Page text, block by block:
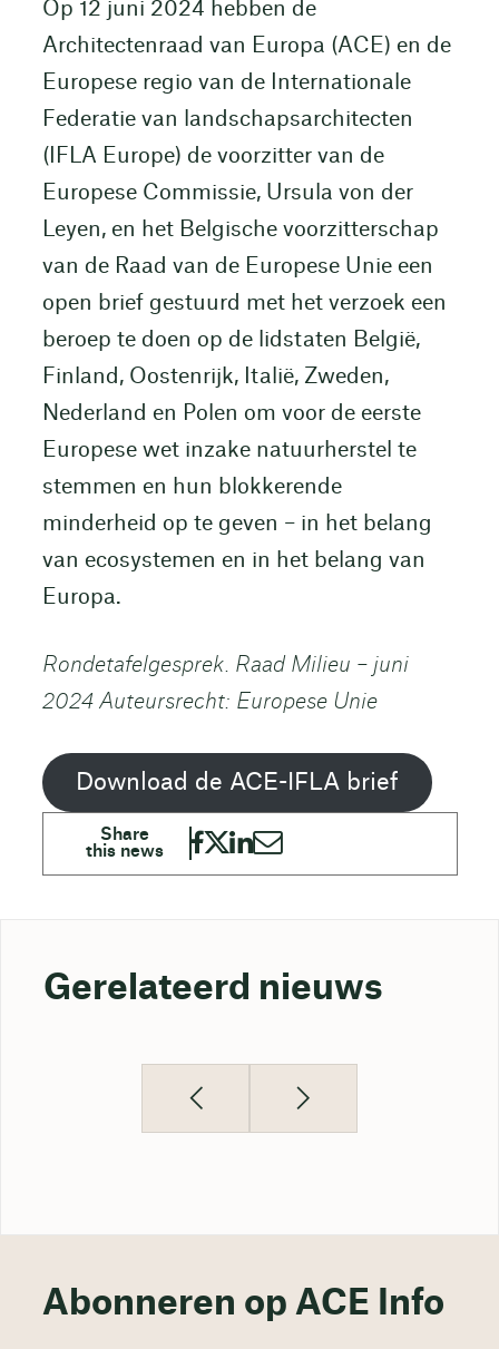
Op 12 juni 2024 hebben de
Architectenraad van Europa (ACE) en de
Europese regio van de Internationale
Federatie van landschapsarchitecten
(IFLA Europe) de voorzitter van de
Europese Commissie, Ursula von der
Leyen, en het Belgische voorzitterschap
van de Raad van de Europese Unie een
open brief gestuurd met het verzoek een
beroep te doen op de lidstaten België,
Finland, Oostenrijk, Italië, Zweden,
Nederland en Polen om voor de eerste
Europese wet inzake natuurherstel te
stemmen en hun blokkerende
minderheid op te geven – in het belang
van ecosystemen en in het belang van
Europa.
Rondetafelgesprek. Raad Milieu – juni
2024 Auteursrecht: Europese Unie
Download de ACE-IFLA brief
Gerelateerd nieuws
Abonneren op ACE Info